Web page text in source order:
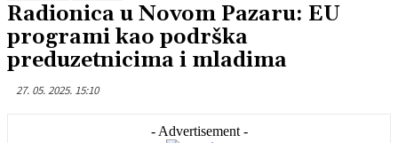
Radionica u Novom Pazaru: EU
programi kao podrška
preduzetnicima i mladima
27. 05. 2025. 15:10
- Advertisement -